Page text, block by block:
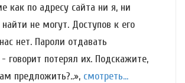
как по адресу сайта ни я, ни
не могут. Доступов к его
нет. Пароли отдавать
говорит потерял их. Подскажите,
предложить?..», смотреть...